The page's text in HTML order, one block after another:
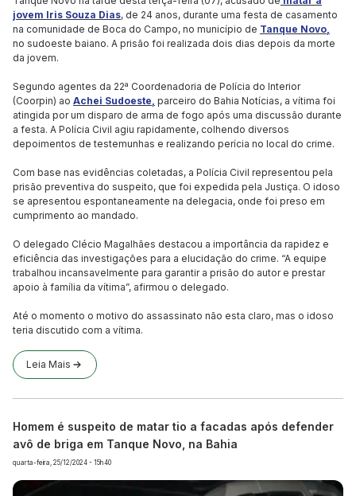
jovem Iris Souza Dias, de 24 anos, durante uma festa de casamento
na comunidade de Boca do Campo, no município de Tanque Novo,
no sudoeste baiano. A prisão foi realizada dois dias depois da morte
da jovem.
Segundo agentes da 22ª Coordenadoria de Polícia do Interior
(Coorpin) ao Achei Sudoeste, parceiro do Bahia Notícias, a vítima foi
atingida por um disparo de arma de fogo após uma discussão durante
a festa. A Polícia Civil agiu rapidamente, colhendo diversos
depoimentos de testemunhas e realizando perícia no local do crime.
Com base nas evidências coletadas, a Polícia Civil representou pela
prisão preventiva do suspeito, que foi expedida pela Justiça. O idoso
se apresentou espontaneamente na delegacia, onde foi preso em
cumprimento ao mandado.
O delegado Clécio Magalhães destacou a importância da rapidez e
eficiência das investigações para a elucidação do crime. “A equipe
trabalhou incansavelmente para garantir a prisão do autor e prestar
apoio à família da vítima”, afirmou o delegado.
Até o momento o motivo do assassinato não esta claro, mas o idoso
teria discutido com a vítima.
Leia Mais
Homem é suspeito de matar tio a facadas após defender
avô de briga em Tanque Novo, na Bahia
quarta-feira, 25/12/2024 - 15h40